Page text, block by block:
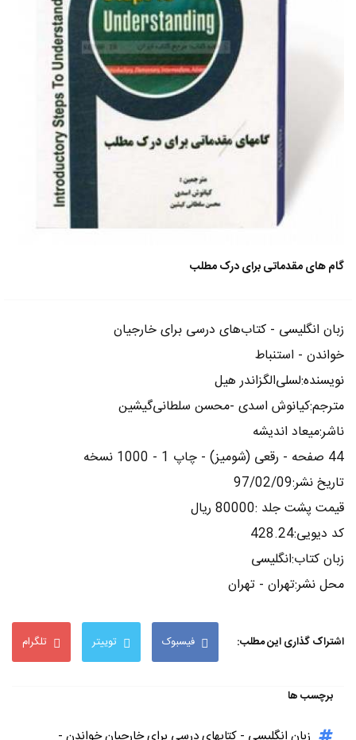
گام های مقدماتی برای درک مطلب
زبان انگلیسی - کتاب‌های درسی برای خارجیان
خواندن - استنباط
نویسنده:لسلی‌الگزاندر هیل
مترجم:کیانوش اسدی -محسن سلطانی‌گیشین
ناشر:میعاد اندیشه
44 صفحه - رقعی (شومیز) - چاپ 1 - 1000 نسخه
تاریخ نشر:97/02/09
قیمت پشت جلد :80000 ریال
کد دیویی:428.24
زبان کتاب:انگلیسی
محل نشر:تهران - تهران
اشتراک گذاری این مطلب: فیسبوک توییتر تلگرام
برچسب ها